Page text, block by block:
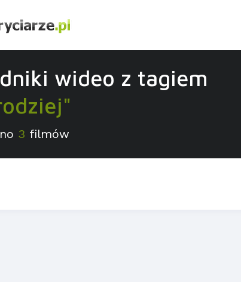
wideo z tagiem
3 filmów